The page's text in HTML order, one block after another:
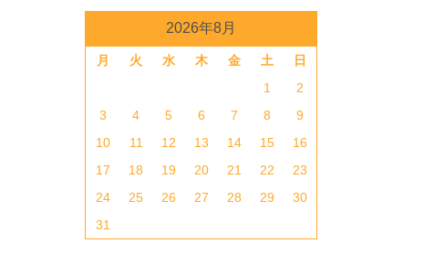
2026年8月
月 火 水 木 金 土
日
1
2
3
4 5 6 7 8
9
10
11 12 13 14 15
16
17
18 19 20 21 22
23
24
25 26 27 28 29
30
31